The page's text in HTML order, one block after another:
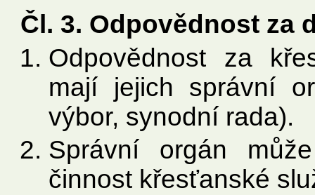
Čl. 3. Odpovědnost za
Odpovědnost za
mají jejich správní
výbor, synodní rada).
Správní orgán
činnost křesťanské